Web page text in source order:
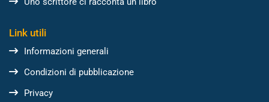
Link utili
Informazioni generali
Condizioni di pubblicazione
Privacy